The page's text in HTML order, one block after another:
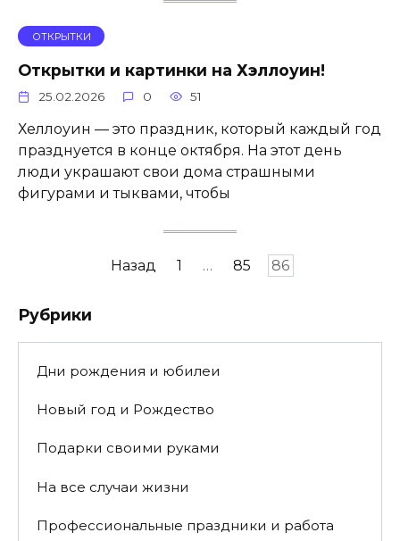
ОТКРЫТКИ
Открытки и картинки на Хэллоуин!
25.02.2026 0 51
Хеллоуин — это праздник, который каждый год
празднуется в конце октября. На этот день
люди украшают свои дома страшными
фигурами и тыквами, чтобы
Назад 1 … 85 86
Рубрики
Дни рождения и юбилеи
Новый год и Рождество
Подарки своими руками
На все случаи жизни
Профессиональные праздники и работа